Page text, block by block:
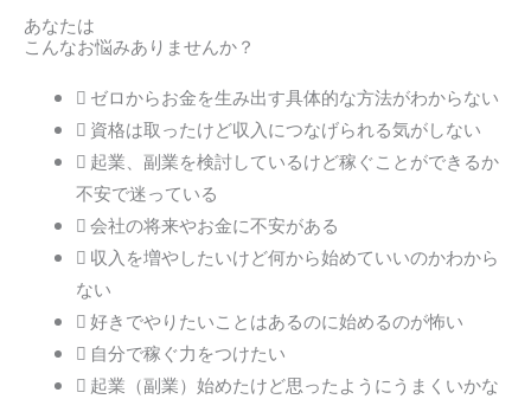
あなたは
こんなお悩みありませんか？
ゼロからお金を生み出す具体的な方法がわからない
資格は取ったけど収入につなげられる気がしない
起業、副業を検討しているけど稼ぐことができるか
不安で迷っている
会社の将来やお金に不安がある
収入を増やしたいけど何から始めていいのかわから
ない
好きでやりたいことはあるのに始めるのが怖い
自分で稼ぐ力をつけたい
起業（副業）始めたけど思ったようにうまくいかな